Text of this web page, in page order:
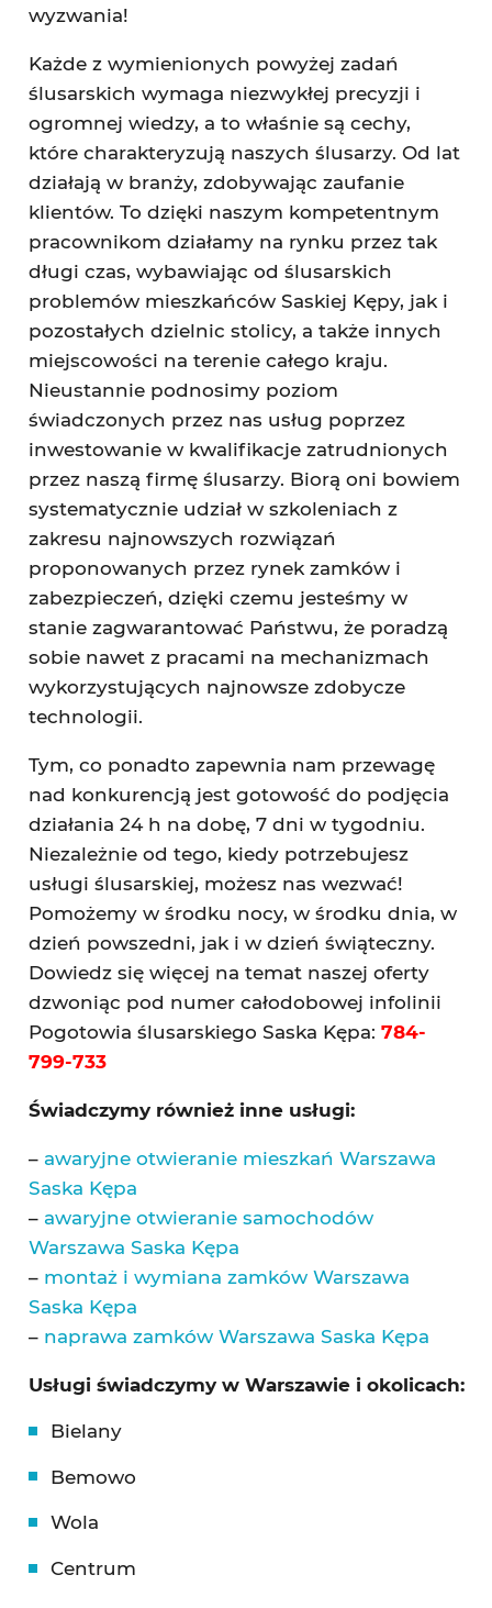
wyzwania!
Każde z wymienionych powyżej zadań
ślusarskich wymaga niezwykłej precyzji i
ogromnej wiedzy, a to właśnie są cechy,
które charakteryzują naszych ślusarzy. Od lat
działają w branży, zdobywając zaufanie
klientów. To dzięki naszym kompetentnym
pracownikom działamy na rynku przez tak
długi czas, wybawiając od ślusarskich
problemów mieszkańców Saskiej Kępy, jak i
pozostałych dzielnic stolicy, a także innych
miejscowości na terenie całego kraju.
Nieustannie podnosimy poziom
świadczonych przez nas usług poprzez
inwestowanie w kwalifikacje zatrudnionych
przez naszą firmę ślusarzy. Biorą oni bowiem
systematycznie udział w szkoleniach z
zakresu najnowszych rozwiązań
proponowanych przez rynek zamków i
zabezpieczeń, dzięki czemu jesteśmy w
stanie zagwarantować Państwu, że poradzą
sobie nawet z pracami na mechanizmach
wykorzystujących najnowsze zdobycze
technologii.
Tym, co ponadto zapewnia nam przewagę
nad konkurencją jest gotowość do podjęcia
działania 24 h na dobę, 7 dni w tygodniu.
Niezależnie od tego, kiedy potrzebujesz
usługi ślusarskiej, możesz nas wezwać!
Pomożemy w środku nocy, w środku dnia, w
dzień powszedni, jak i w dzień świąteczny.
Dowiedz się więcej na temat naszej oferty
dzwoniąc pod numer całodobowej infolinii
Pogotowia ślusarskiego Saska Kępa: 784-
799-733
Świadczymy również inne usługi:
– awaryjne otwieranie mieszkań Warszawa
Saska Kępa
– awaryjne otwieranie samochodów
Warszawa Saska Kępa
– montaż i wymiana zamków Warszawa
Saska Kępa
– naprawa zamków Warszawa Saska Kępa
Usługi świadczymy w Warszawie i okolicach:
Bielany
Bemowo
Wola
Centrum